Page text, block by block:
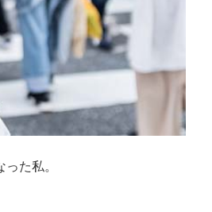
た私。